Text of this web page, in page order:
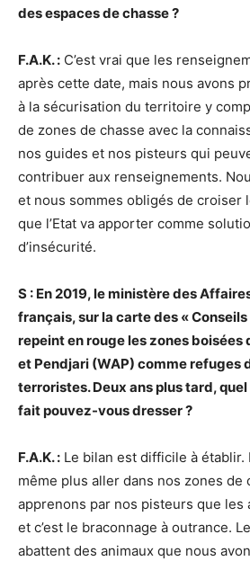
des espaces de chasse ?
F.A.K. : C’est vrai que les
après cette date, mais nous avons
à la sécurisation du territoire y
de zones de chasse avec la
nos guides et nos pisteurs qui
contribuer aux renseignements.
et nous sommes obligés de croiser
que l’Etat va apporter comme
d’insécurité.
S : En 2019, le ministère des
français, sur la carte des «
repeint en rouge les zones boisées
et Pendjari (WAP) comme refuges
terroristes. Deux ans plus tard,
fait pouvez-vous dresser ?
F.A.K. : Le bilan est difficile à établir.
même plus aller dans nos zones de
apprenons par nos pisteurs que les
et c’est le braconnage à outrance.
abattent des animaux que nous